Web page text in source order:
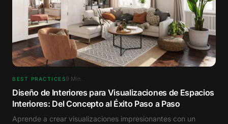
BEST PRACTICES9 Min.
Diseño de Interiores para Visualizaciones de Espacios
Interiores: Del Concepto al Éxito Paso a Paso
Aprende a crear visualizaciones impresionantes con un